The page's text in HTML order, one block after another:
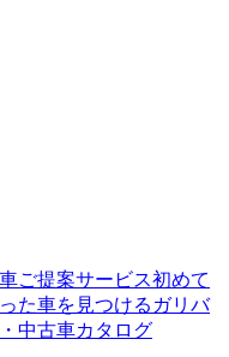
ご提案サービス初めて
た車を見つける ガリバ
中古車カタログ